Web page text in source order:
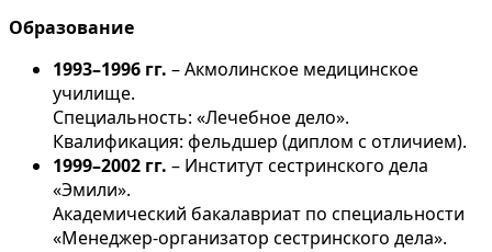
Образование
1993–1996 гг. – Акмолинское медицинское
училище.
Специальность: «Лечебное дело».
Квалификация: фельдшер (диплом с отличием).
1999–2002 гг. – Институт сестринского дела
«Эмили».
Академический бакалавриат по специальности
«Менеджер-организатор сестринского дела».